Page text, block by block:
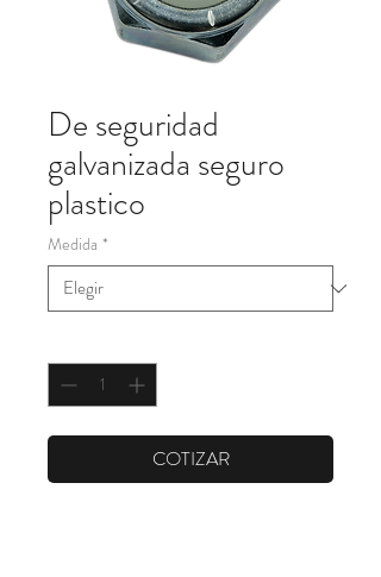
De seguridad
galvanizada seguro
plastico
Medida *
COTIZAR